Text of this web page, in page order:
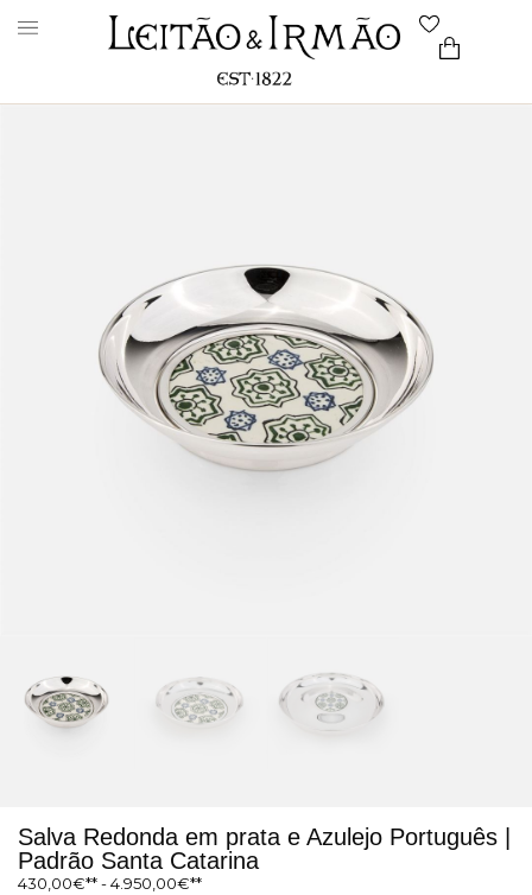
Salva Redonda em prata e Azulejo Português |
Padrão Santa Catarina
430,00€ -4.950,00€